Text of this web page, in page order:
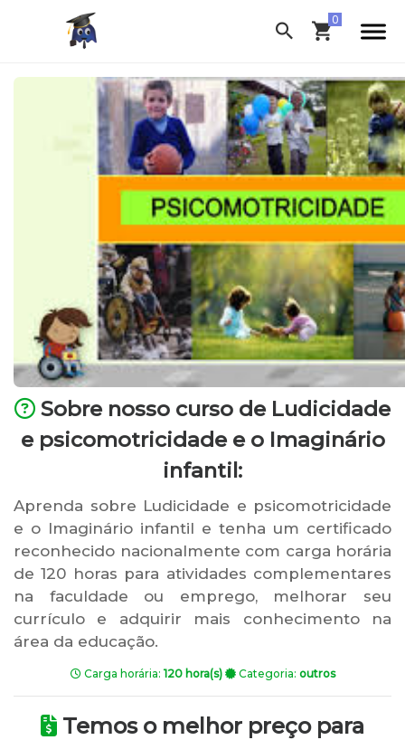
Sobre nosso curso de Ludicidade
e psicomotricidade e o Imaginário
infantil:
Aprenda sobre Ludicidade e psicomotricidade
e o Imaginário infantil e tenha um certificado
reconhecido nacionalmente com carga horária
de 120 horas para atividades complementares
na faculdade ou emprego, melhorar seu
currículo e adquirir mais conhecimento na
área da educação.
Carga horária: 120 hora(s) Categoria: outros
Temos o melhor preço para